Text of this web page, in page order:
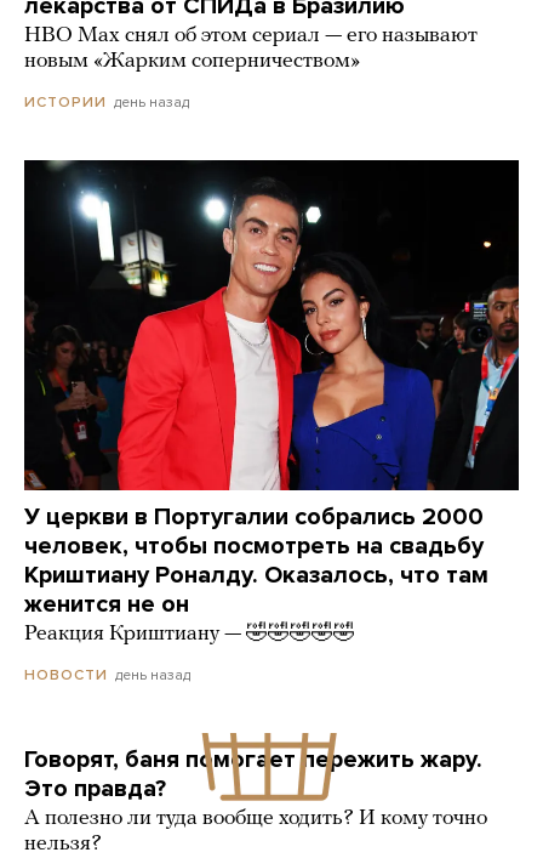
лекарства от СПИДа в Бразилию
HBO Max снял об этом сериал — его называют
новым «Жарким соперничеством»
ИСТОРИИ день назад
У церкви в Португалии собрались 2000
человек, чтобы посмотреть на свадьбу
Криштиану Роналду. Оказалось, что там
женится не он
Реакция Криштиану — 🤣🤣🤣🤣🤣
НОВОСТИ день назад
Говорят, баня помогает пережить жару.
Это правда?
А полезно ли туда вообще ходить? И кому точно
нельзя?